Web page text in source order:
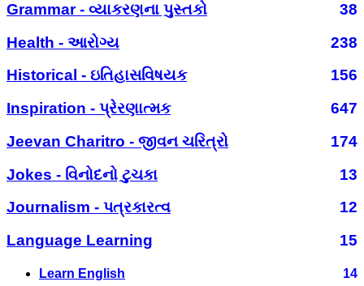
Grammar - વ્યાકરણના પુસ્તકો
38
Health - આરોગ્ય
238
Historical - ઇતિહાસવિષયક
156
Inspiration - પ્રેરણાત્મક
647
Jeevan Charitro - જીવન ચરિત્રો
174
Jokes - વિનોદનો ટુચકા
13
Journalism - પત્રકારત્વ
12
Language Learning
15
Learn English 14